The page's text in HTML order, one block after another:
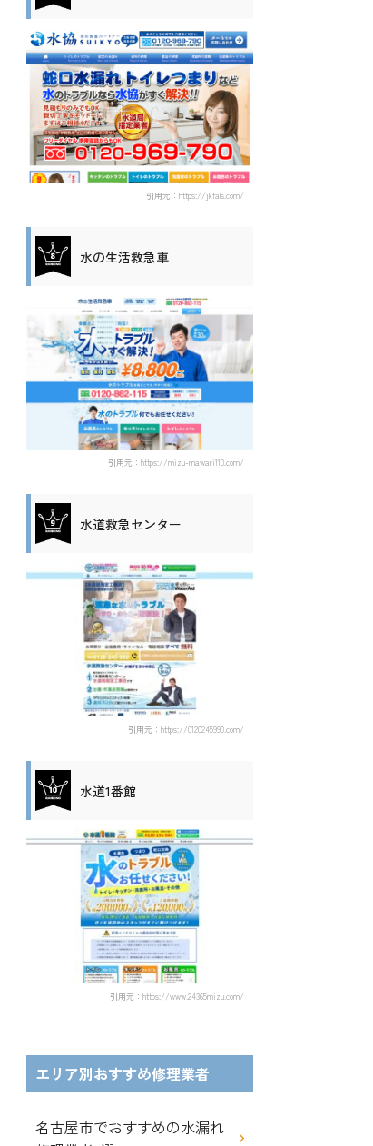
引用元：https://jkfals.com/
水の生活救急車
引用元：https://mizu-mawari110.com/
水道救急センター
引用元：https://0120245990.com/
水道1番館
引用元：https://www.24365mizu.com/
エリア別おすすめ修理業者
名古屋市でおすすめの水漏れ